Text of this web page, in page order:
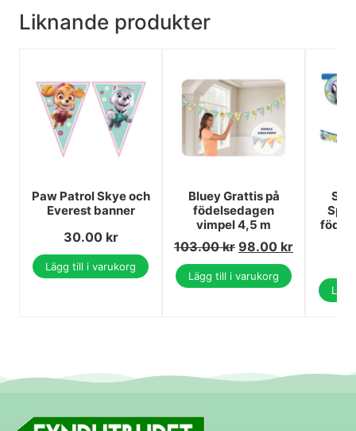
Liknande produkter
Paw Patrol Skye och
Everest banner
30.00 kr
Lägg till i varukorg
Bluey Grattis på
födelsedagen
vimpel 4,5 m
103.00kr 98.00 kr
Lägg till i varukorg